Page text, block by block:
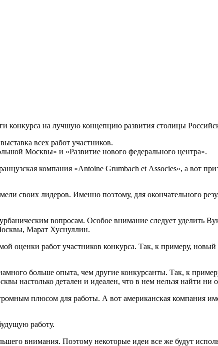
конкурса на лучшую концепцию развития столицы
всех работ участников.
Москвы» и «Развитие нового федерального центра».
компания «Antoine Grumbach et Associes», а вот
своих лидеров. Именно поэтому, для окончательного
вопросам. Особое внимание следует уделить
Марат Хуснуллин.
оценки работ участников конкурса. Так, к примеру,
больше опыта, чем другие конкурсанты. Так, к
настолько детален и идеален, что в нем нельзя найти ни
плюсом для работы. А вот американская компания
работу.
внимания. Поэтому некоторые идеи все же будут